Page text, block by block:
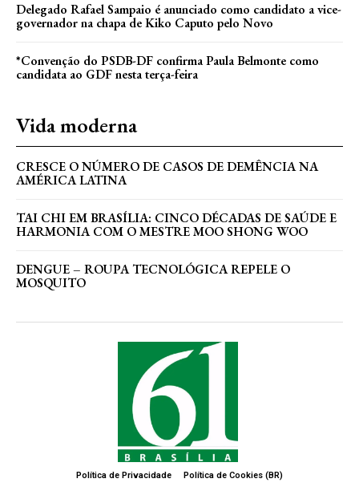
Delegado Rafael Sampaio é anunciado como candidato a vice-
governador na chapa de Kiko Caputo pelo Novo
*Convenção do PSDB-DF confirma Paula Belmonte como
candidata ao GDF nesta terça-feira
Vida moderna
CRESCE O NÚMERO DE CASOS DE DEMÊNCIA NA
AMÉRICA LATINA
TAI CHI EM BRASÍLIA: CINCO DÉCADAS DE SAÚDE E
HARMONIA COM O MESTRE MOO SHONG WOO
DENGUE – ROUPA TECNOLÓGICA REPELE O
MOSQUITO
Política de Privacidade Política de Cookies (BR)